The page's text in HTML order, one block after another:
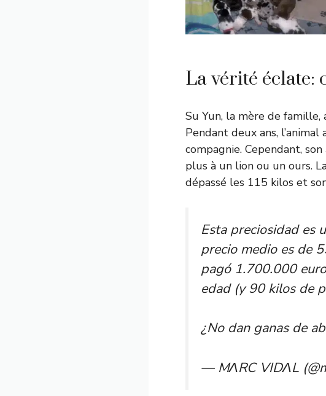
La vérité éclate:
Su Yun, la mère de
Pendant deux ans,
compagnie. Cependant,
plus à un lion ou un ours.
dépassé les 115 kilos et
Esta preciosidad es
precio medio es de
pagó 1.700.000
edad (y 90 kilos de
¿No dan ganas de
— MΛRC VIDΛL